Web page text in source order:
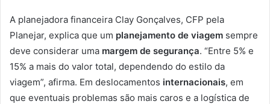
A planejadora financeira Clay Gonçalves, CFP pela
Planejar, explica que um planejamento de viagem sempre
deve considerar uma margem de segurança. “Entre 5% e
15% a mais do valor total, dependendo do estilo da
viagem”, afirma. Em deslocamentos internacionais, em
que eventuais problemas são mais caros e a logística de